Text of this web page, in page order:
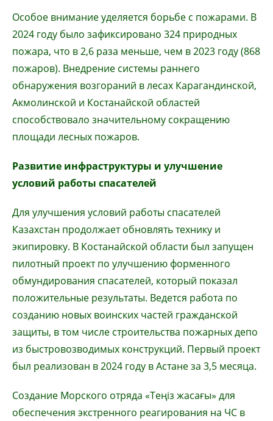
Особое внимание уделяется борьбе с пожарами. В
2024 году было зафиксировано 324 природных
пожара, что в 2,6 раза меньше, чем в 2023 году (868
пожаров). Внедрение системы раннего
обнаружения возгораний в лесах Карагандинской,
Акмолинской и Костанайской областей
способствовало значительному сокращению
площади лесных пожаров.
Развитие инфраструктуры и улучшение
условий работы спасателей
Для улучшения условий работы спасателей
Казахстан продолжает обновлять технику и
экипировку. В Костанайской области был запущен
пилотный проект по улучшению форменного
обмундирования спасателей, который показал
положительные результаты. Ведется работа по
созданию новых воинских частей гражданской
защиты, в том числе строительства пожарных депо
из быстровозводимых конструкций. Первый проект
был реализован в 2024 году в Астане за 3,5 месяца.
Создание Морского отряда «Теңіз жасағы» для
обеспечения экстренного реагирования на ЧС в